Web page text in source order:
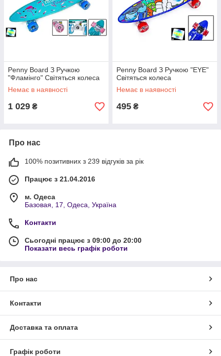
Penny Board З Ручкою
"Фламінго" Світяться колеса
Немає в наявності
1 029 ₴
Penny Board З Ручкою "EYE"
Світяться колеса
Немає в наявності
495 ₴
Про нас
100% позитивних з 239 відгуків за рік
Працює з 21.04.2016
м. Одеса
Базовая, 17, Одеса, Україна
Контакти
Сьогодні працює з 09:00 до 20:00
Показати весь графік роботи
Про нас
Контакти
Доставка та оплата
Графік роботи